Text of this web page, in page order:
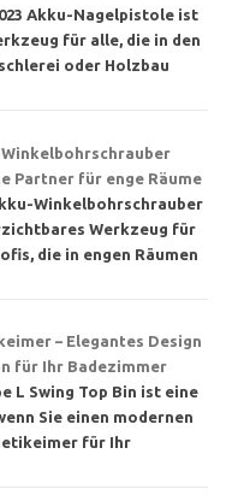
Akku-Nagelpistole ist
für alle, die in den
oder Holzbau
Winkelbohrschrauber
Partner für enge Räume
Winkelbohrschrauber
Werkzeug für
die in engen Räumen
– Elegantes Design
für Ihr Badezimmer
L Swing Top Bin ist eine
Sie einen modernen
für Ihr